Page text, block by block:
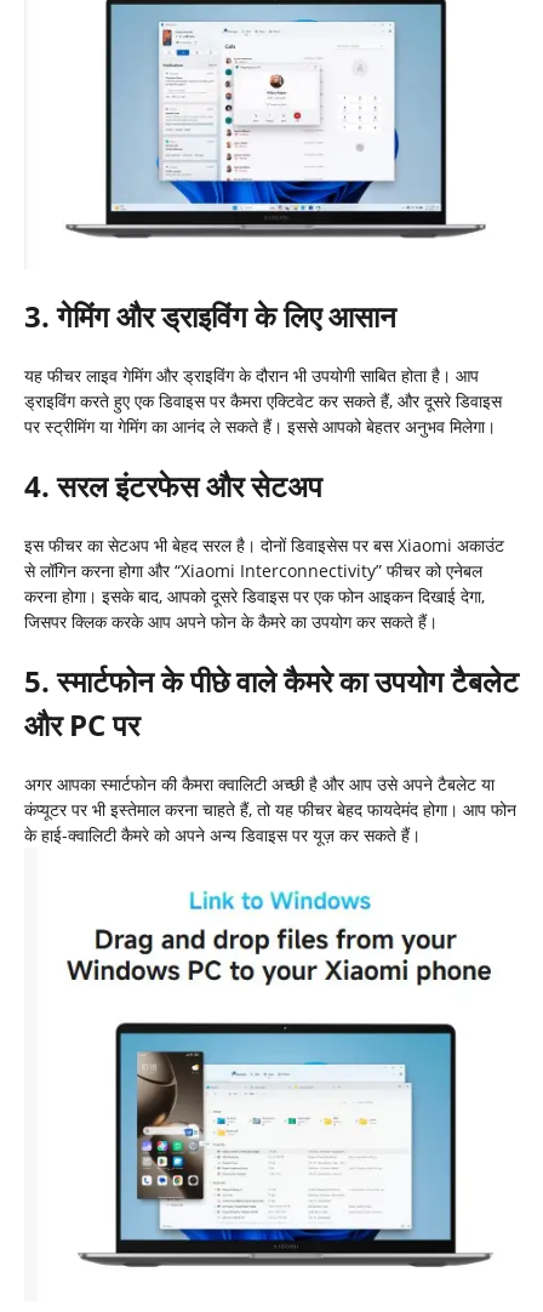
3. गेमिंग और ड्राइविंग के लिए आसान
यह फीचर लाइव गेमिंग और ड्राइविंग के दौरान भी उपयोगी साबित होता है। आप
ड्राइविंग करते हुए एक डिवाइस पर कैमरा एक्टिवेट कर सकते हैं, और दूसरे डिवाइस
पर स्ट्रीमिंग या गेमिंग का आनंद ले सकते हैं। इससे आपको बेहतर अनुभव मिलेगा।
4. सरल इंटरफेस और सेटअप
इस फीचर का सेटअप भी बेहद सरल है। दोनों डिवाइसेस पर बस Xiaomi अकाउंट
से लॉगिन करना होगा और “Xiaomi Interconnectivity” फीचर को एनेबल
करना होगा। इसके बाद, आपको दूसरे डिवाइस पर एक फोन आइकन दिखाई देगा,
जिसपर क्लिक करके आप अपने फोन के कैमरे का उपयोग कर सकते हैं।
5. स्मार्टफोन के पीछे वाले कैमरे का उपयोग टैबलेट
औरPCपर
अगर आपका स्मार्टफोन की कैमरा क्वालिटी अच्छी है और आप उसे अपने टैबलेट या
कंप्यूटर पर भी इस्तेमाल करना चाहते हैं, तो यह फीचर बेहद फायदेमंद होगा। आप फोन
के हाई-क्वालिटी कैमरे को अपने अन्य डिवाइस पर यूज़ कर सकते हैं।